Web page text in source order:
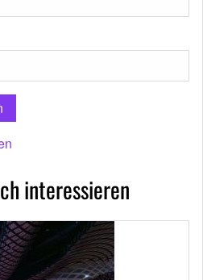
interessieren